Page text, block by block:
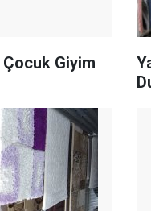
Giyim